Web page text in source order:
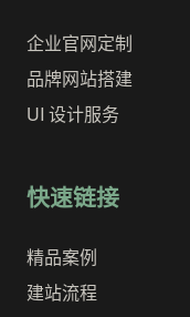
企业官网定制
品牌网站搭建
UI 设计服务
快速链接
精品案例
建站流程